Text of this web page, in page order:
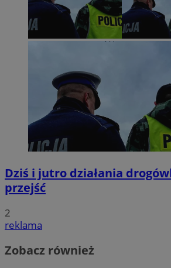
Dziś i jutro działania
przejść
2
reklama
Zobacz również